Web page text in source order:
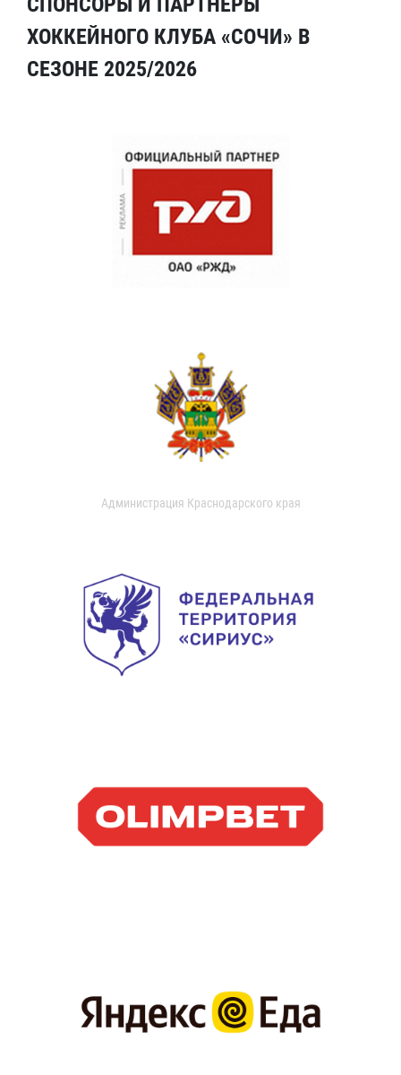
ХОККЕЙНОГО КЛУБА «СОЧИ» В
СЕЗОНЕ 2025/2026
Администрация Краснодарского края